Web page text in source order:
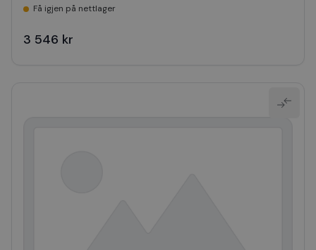
Få igjen på nettlager
3 546 kr